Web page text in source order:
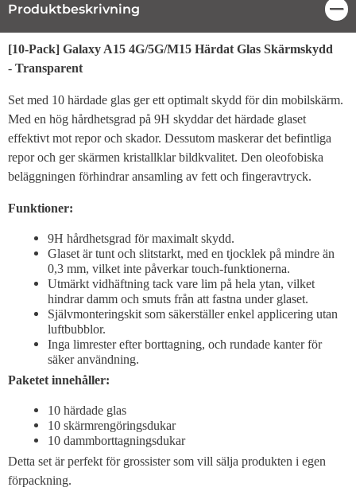
Produktbeskrivning
Produktbeskrivning
[10-Pack] Galaxy A15 4G/5G/M15 Härdat Glas Skärmskydd
- Transparent
Set med 10 härdade glas ger ett optimalt skydd för din mobilskärm.
Med en hög hårdhetsgrad på 9H skyddar det härdade glaset
effektivt mot repor och skador. Dessutom maskerar det befintliga
repor och ger skärmen kristallklar bildkvalitet. Den oleofobiska
beläggningen förhindrar ansamling av fett och fingeravtryck.
Funktioner:
9H hårdhetsgrad för maximalt skydd.
Glaset är tunt och slitstarkt, med en tjocklek på mindre än
0,3 mm, vilket inte påverkar touch-funktionerna.
Utmärkt vidhäftning tack vare lim på hela ytan, vilket
hindrar damm och smuts från att fastna under glaset.
Självmonteringskit som säkerställer enkel applicering utan
luftbubblor.
Inga limrester efter borttagning, och rundade kanter för
säker användning.
Paketet innehåller:
10 härdade glas
10 skärmrengöringsdukar
10 dammborttagningsdukar
Detta set är perfekt för grossister som vill sälja produkten i egen
förpackning.